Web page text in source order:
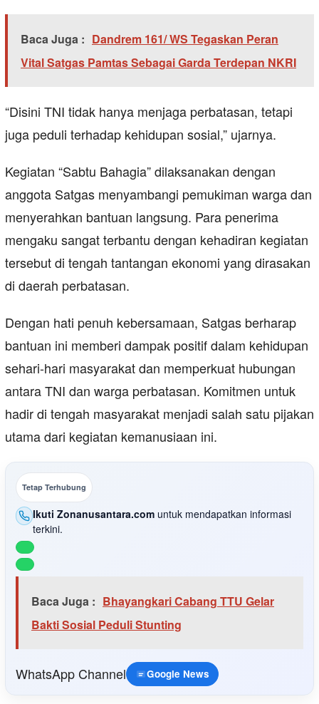
Baca Juga : Dandrem 161/ WS Tegaskan Peran
Vital Satgas Pamtas Sebagai Garda Terdepan NKRI
“Disini TNI tidak hanya menjaga perbatasan, tetapi
juga peduli terhadap kehidupan sosial,” ujarnya.
Kegiatan “Sabtu Bahagia” dilaksanakan dengan
anggota Satgas menyambangi pemukiman warga dan
menyerahkan bantuan langsung. Para penerima
mengaku sangat terbantu dengan kehadiran kegiatan
tersebut di tengah tantangan ekonomi yang dirasakan
di daerah perbatasan.
Dengan hati penuh kebersamaan, Satgas berharap
bantuan ini memberi dampak positif dalam kehidupan
sehari-hari masyarakat dan memperkuat hubungan
antara TNI dan warga perbatasan. Komitmen untuk
hadir di tengah masyarakat menjadi salah satu pijakan
utama dari kegiatan kemanusiaan ini.
Tetap Terhubung
Ikuti Zonanusantara.com untuk mendapatkan informasi
terkini.
Baca Juga : Bhayangkari Cabang TTU Gelar
Bakti Sosial Peduli Stunting
WhatsApp Channel Google News